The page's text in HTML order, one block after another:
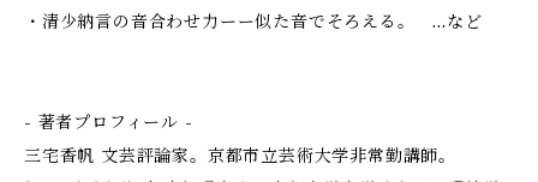
・清少納言の音合わせ力ーー似た音でそろえる。 …など
- 著者プロフィール -
三宅香帆 文芸評論家。京都市立芸術大学非常勤講師。